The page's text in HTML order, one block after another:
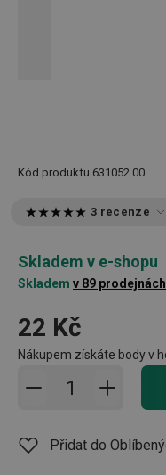
Kód produktu 631052.00
3 recenze
Skladem v e-shopu
Skladem v 89 prodejnách
22 Kč
Nákupem získáte body v
Přidat do košíku -
Přidat do